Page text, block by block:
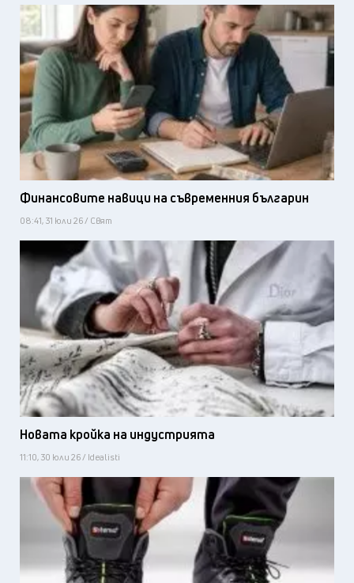
Финансовите навици на съвременния българин
08:41, 31 юли 26 / Свят
Новата кройка на индустрията
11:10, 30 юли 26 / Idealisti